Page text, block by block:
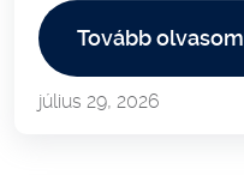
Tovább olvasom
július 29, 2026